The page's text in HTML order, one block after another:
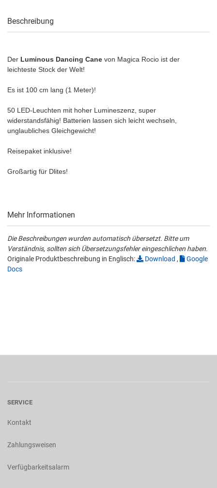
Beschreibung
Der Luminous Dancing Cane von Magica Rocio ist der
leichteste Stock der Welt!
Es ist 100 cm lang (1 Meter)!
50 LED-Leuchten mit hoher Lumineszenz, super
widerstandsfähig! Batterien lassen sich leicht wechseln,
unglaubliches Gleichgewicht!
Reisepaket inklusive!
Großartig für Dlites!
Mehr Informationen
Die Beschreibungen wurden automatisch übersetzt. Bitte um
Verständnis, sollten sich Übersetzungsfehler eingeschlichen haben.
Originale Produktbeschreibung in Englisch:
Download ,
Google
Docs
SERVICE
Kontakt
Zahlungsweisen
Verfügbarkeitsalarm